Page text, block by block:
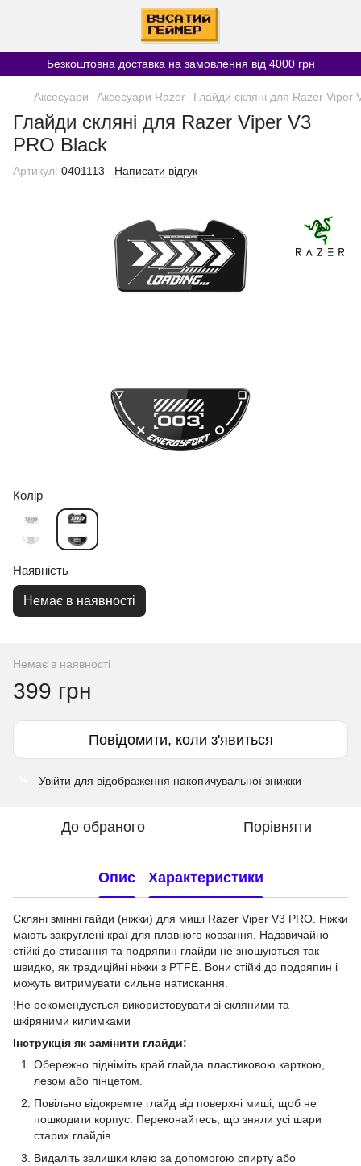
Безкоштовна доставка на замовлення від 4000 грн
Аксесуари Аксесуари Razer Глайди скляні для Razer Viper
Глайди скляні для Razer Viper V3
PRO Black
Артикул: 0401113 Написати відгук
Колір
Наявність
Немає в наявності
Немає в наявності
399 грн
Повідомити, коли з'явиться
Увійти для відображення накопичувальної знижки
До обраного Порівняти
Опис Характеристики
Скляні змінні гайди (ніжки) для миші Razer Viper V3 PRO. Ніжки
мають закруглені краї для плавного ковзання. Надзвичайно
стійкі до стирання та подряпин глайди не зношуються так
швидко, як традиційні ніжки з PTFE. Вони стійкі до подряпин і
можуть витримувати сильне натискання.
!Не рекомендується використовувати зі скляними та
шкіряними килимками
Інструкція як замінити глайди:
Обережно підніміть край глайда пластиковою карткою,
лезом або пінцетом.
Повільно відокремте глайд від поверхні миші, щоб не
пошкодити корпус. Переконайтесь, що зняли усі шари
старих глайдів.
Видаліть залишки клею за допомогою спирту або